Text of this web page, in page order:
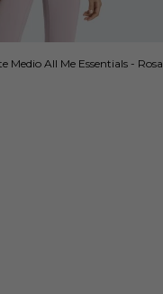
Medio All Me Essentials - Rosa